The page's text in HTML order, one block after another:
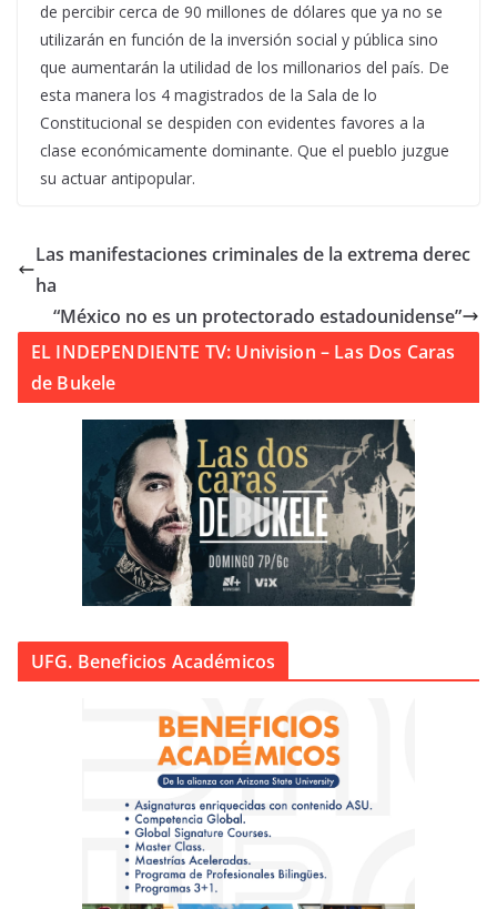
de percibir cerca de 90 millones de dólares que ya no se
utilizarán en función de la inversión social y pública sino
que aumentarán la utilidad de los millonarios del país. De
esta manera los 4 magistrados de la Sala de lo
Constitucional se despiden con evidentes favores a la
clase económicamente dominante. Que el pueblo juzgue
su actuar antipopular.
Las manifestaciones criminales de la extrema derec
ha
“México no es un protectorado estadounidense”
EL INDEPENDIENTE TV: Univision – Las Dos Caras
de Bukele
UFG. Beneficios Académicos